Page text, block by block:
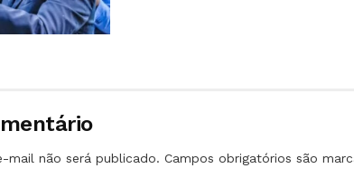
mail não será publicado. Campos obrigatórios são